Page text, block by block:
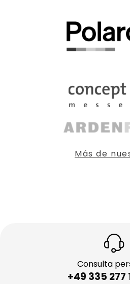
Más de
Consulta
+49 335 277